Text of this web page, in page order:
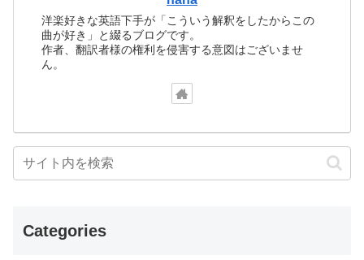
洋楽好きな英語下手が「こういう解釈をしたからこの
曲が好き」と綴るブログです。
作者、翻訳者様の権利を侵害する意図はございませ
ん。
Categories